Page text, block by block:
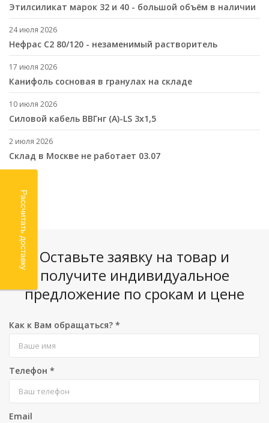
Этилсиликат марок 32 и 40 - большой объём в наличии
24 июля 2026
Нефрас С2 80/120 - незаменимый растворитель
17 июля 2026
Канифоль сосновая в гранулах на складе
10 июля 2026
Cиловой кабель ВВГнг (A)-LS 3х1,5
2 июля 2026
Склад в Москве не работает 03.07
Оставьте заявку на товар и
получите индивидуальное
предложение по срокам и цене
Как к Вам обращаться? *
Телефон *
Email
Рассчитать доставку